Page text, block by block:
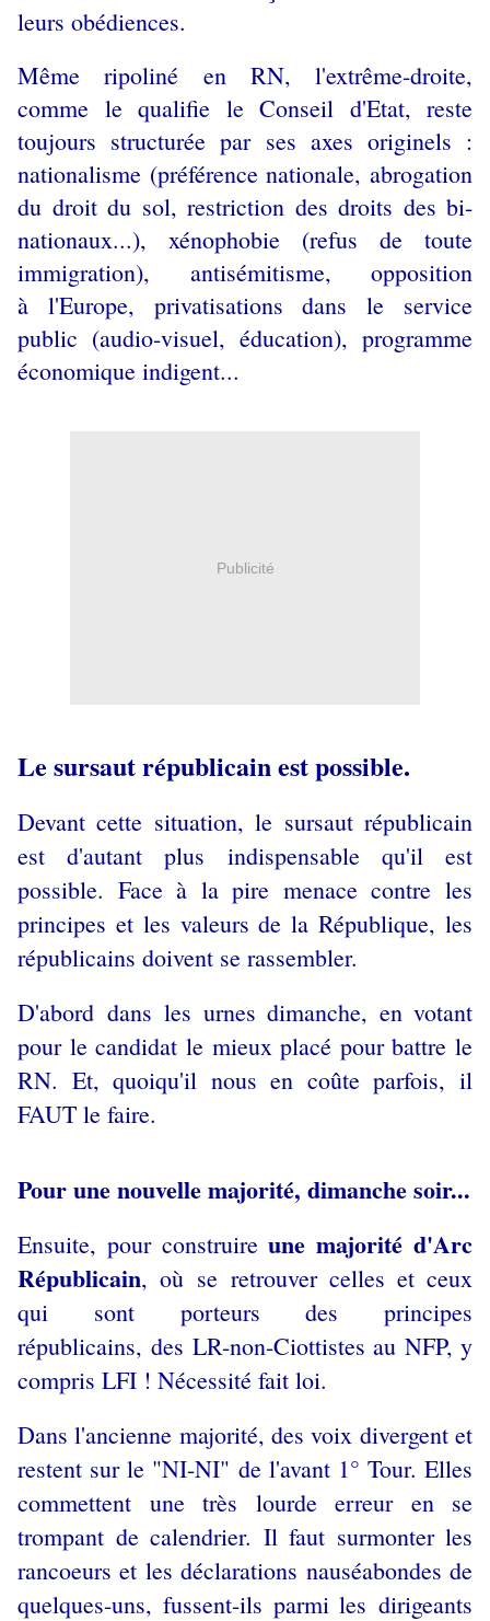
leurs obédiences.
Même ripoliné en RN, l'extrême-droite,
comme le qualifie le Conseil d'Etat, reste
toujours structurée par ses axes originels :
nationalisme (préférence nationale, abrogation
du droit du sol, restriction des droits des bi-
nationaux...), xénophobie (refus de toute
immigration), antisémitisme, opposition
à l'Europe, privatisations dans le service
public (audio-visuel, éducation), programme
économique indigent...
Publicité
Le sursaut républicain est possible.
Devant cette situation, le sursaut républicain
est d'autant plus indispensable qu'il est
possible. Face à la pire menace contre les
principes et les valeurs de la République, les
républicains doivent se rassembler.
D'abord dans les urnes dimanche, en votant
pour le candidat le mieux placé pour battre le
RN. Et, quoiqu'il nous en coûte parfois, il
FAUT le faire.
Pour une nouvelle majorité, dimanche soir...
Ensuite, pour construireune majorité d'Arc
Républicain, oùseretrouver celles et ceux
qui sont porteurs des principes
républicains, des LR-non-Ciottistes au NFP, y
compris LFI ! Nécessité fait loi.
Dans l'ancienne majorité, des voix divergent et
restent sur le "NI-NI" de l'avant 1° Tour. Elles
commettent une très lourde erreur en se
trompant de calendrier. Il faut surmonter les
rancoeurs et les déclarations nauséabondes de
quelques-uns, fussent-ils parmi les dirigeants